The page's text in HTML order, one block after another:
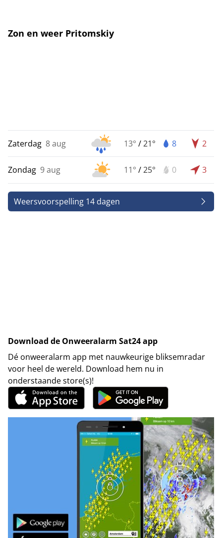
Zon en weer Pritomskiy
Zaterdag 8 aug 13° /21° 8 2
Zondag 9 aug 11° /25° 0 3
Weersvoorspelling 14 dagen
Download de Onweeralarm Sat24 app
Dé onweeralarm app met nauwkeurige bliksemradar
voor heel de wereld. Download hem nu in
onderstaande store(s)!